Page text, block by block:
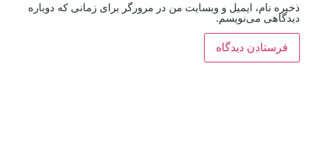
ذخیره نام، ایمیل و وبسایت من در مرورگر برای زمانی که دوباره
دیدگاهی می‌نویسم.